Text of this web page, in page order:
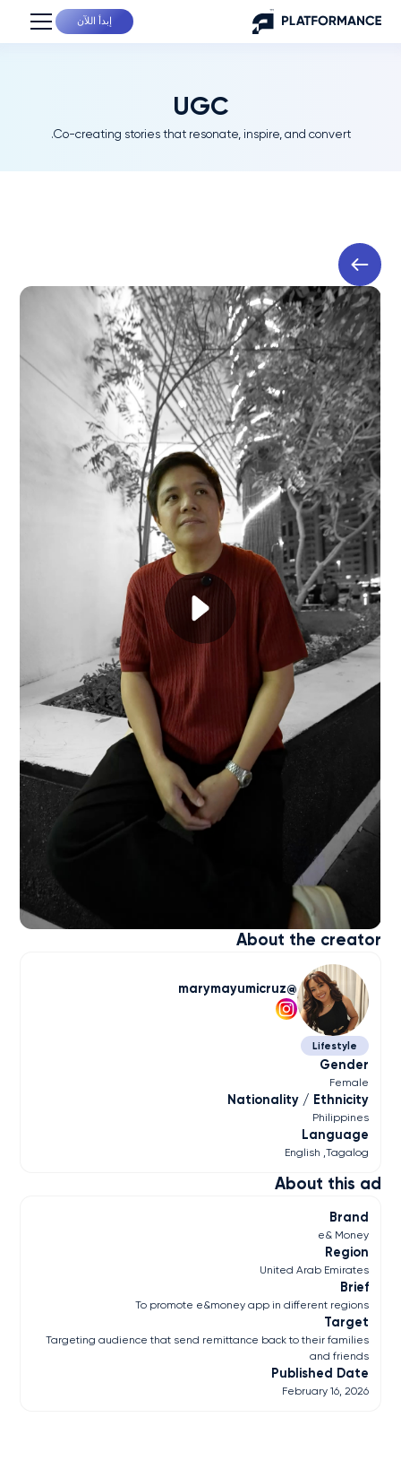
إبدأ اللآن
UGC
Co-creating stories that resonate, inspire, and convert.
About this ad
Brand
e& Money
Region
United Arab Emirates
Brief
To promote e&money app in different regions
Target
Targeting audience that send remittance back to their families
and friends
Published Date
February 16, 2026
About the creator
marymayumicruz
Lifestyle
Gender
Female
Nationality / Ethnicity
Philippines
Language
Tagalog
English